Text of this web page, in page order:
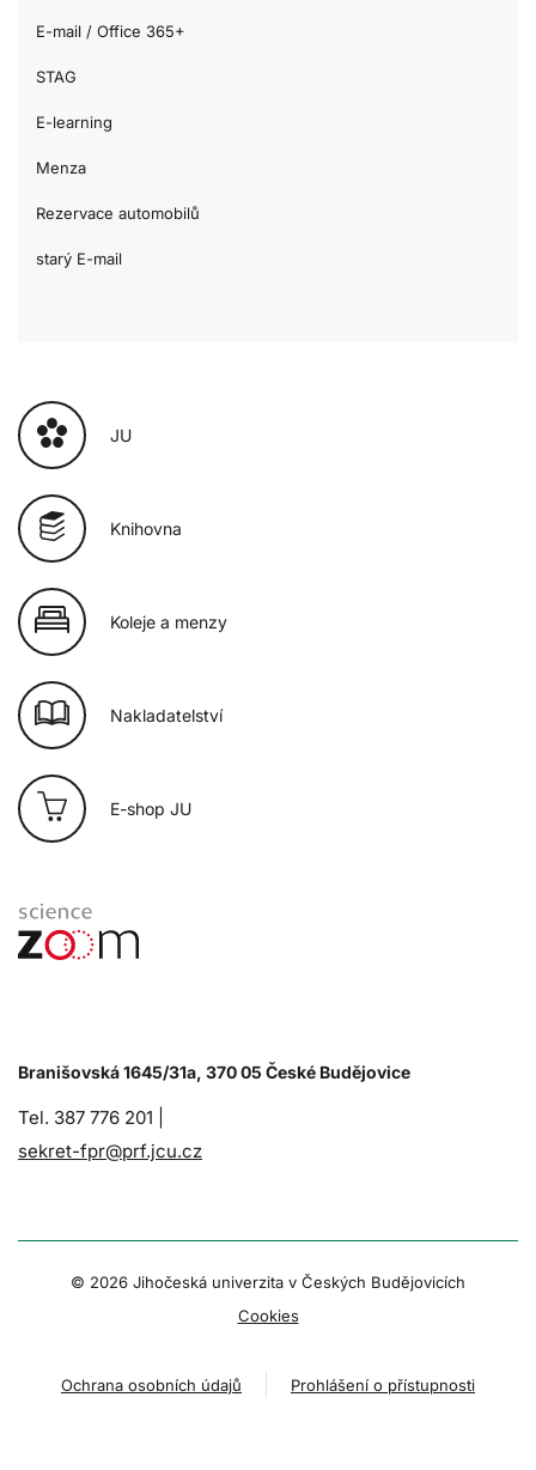
E-mail / Office 365+
STAG
E-learning
Menza
Rezervace automobilů
starý E-mail
JU
Knihovna
Koleje a menzy
Nakladatelství
E-shop JU
Branišovská 1645/31a, 370 05 České Budějovice
Tel. 387 776 201 |
sekret-fpr@prf.jcu.cz
© 2026 Jihočeská univerzita v Českých Budějovicích
Cookies
Ochrana osobních údajů Prohlášení o přístupnosti